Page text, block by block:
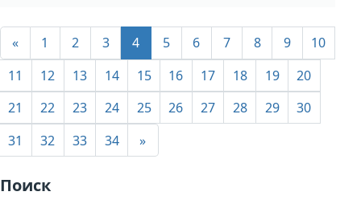
« 1 2 3 4 5 6 7 8 9
10
11
12 13 14 15 16 17 18 19
20
21
22 23 24 25 26 27 28 29
30
31
32 33 34 »
Поиск